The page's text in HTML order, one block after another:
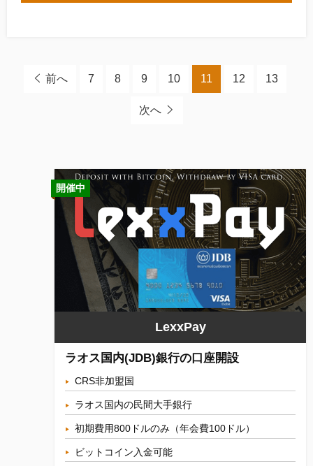
前へ 7 8 9 10 11 12 13
次へ
開催中
LexxPay
ラオス国内(JDB)銀行の口座開設
CRS非加盟国
ラオス国内の民間大手銀行
初期費用800ドルのみ（年会費100ドル）
ビットコイン入金可能